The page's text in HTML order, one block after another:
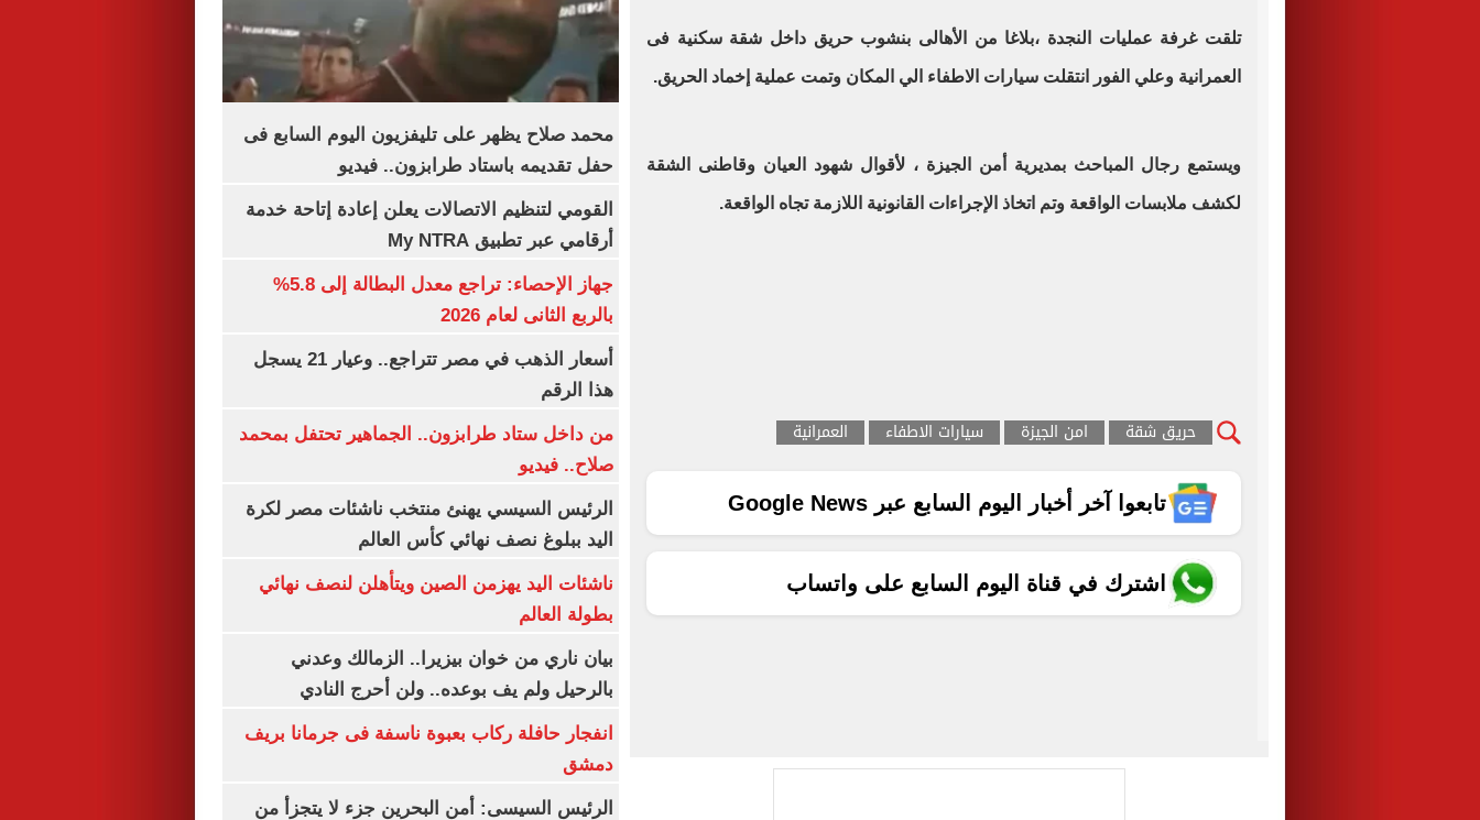
تلقت غرفة عمليات النجدة ،بلاغا من الأهالى بنشوب حريق داخل شقة سكنية فى
العمرانية وعلي الفور انتقلت سيارات الاطفاء الي المكان وتمت عملية إخماد الحريق.
ويستمع رجال المباحث بمديرية أمن الجيزة ، لأقوال شهود العيان وقاطنى الشقة
لكشف ملابسات الواقعة وتم اتخاذ الإجراءات القانونية اللازمة تجاه الواقعة.
حريق شقة امن الجيزة سيارات الاطفاء العمرانية
تابعوا آخر أخبار اليوم السابع عبر Google News
اشترك في قناة اليوم السابع على واتساب
محمد صلاح يظهر على تليفزيون اليوم السابع فى
حفل تقديمه باستاد طرابزون.. فيديو
القومي لتنظيم الاتصالات يعلن إعادة إتاحة خدمة
أرقامي عبر تطبيق My NTRA
جهاز الإحصاء: تراجع معدل البطالة إلى 5.8%
بالربع الثانى لعام 2026
أسعار الذهب في مصر تتراجع.. وعيار 21 يسجل
هذا الرقم
من داخل ستاد طرابزون.. الجماهير تحتفل بمحمد
صلاح.. فيديو
الرئيس السيسي يهنئ منتخب ناشئات مصر لكرة
اليد ببلوغ نصف نهائي كأس العالم
ناشئات اليد يهزمن الصين ويتأهلن لنصف نهائي
بطولة العالم
بيان ناري من خوان بيزيرا.. الزمالك وعدني
بالرحيل ولم يف بوعده.. ولن أحرج النادي
انفجار حافلة ركاب بعبوة ناسفة فى جرمانا بريف
دمشق
الرئيس السيسى: أمن البحرين جزء لا يتجزأ من